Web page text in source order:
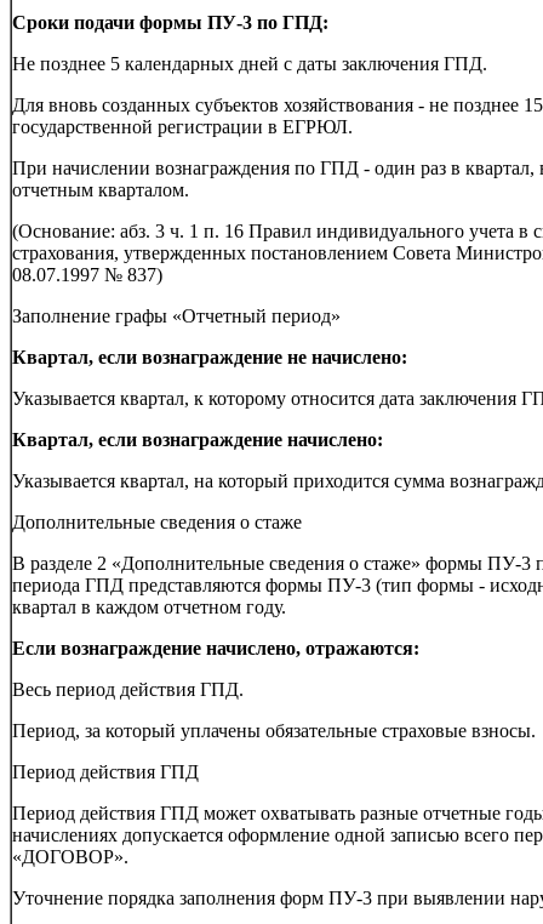
Сроки подачи формы ПУ-3 по ГПД:
Не позднее 5 календарных дней с даты заключения ГПД.
Для вновь созданных субъектов хозяйствования - не позднее
государственной регистрации в ЕГРЮЛ.
При начислении вознаграждения по ГПД - один раз в квартал,
отчетным кварталом.
(Основание: абз. 3 ч. 1 п. 16 Правил индивидуального учета в
страхования, утвержденных постановлением Совета
08.07.1997 № 837)
Заполнение графы «Отчетный период»
Квартал, если вознаграждение не начислено:
Указывается квартал, к которому относится дата заключения
Квартал, если вознаграждение начислено:
Указывается квартал, на который приходится сумма
Дополнительные сведения о стаже
В разделе 2 «Дополнительные сведения о стаже» формы ПУ-3
периода ГПД представляются формы ПУ-3 (тип формы -
квартал в каждом отчетном году.
Если вознаграждение начислено, отражаются:
Весь период действия ГПД.
Период, за который уплачены обязательные страховые взносы.
Период действия ГПД
Период действия ГПД может охватывать разные отчетные
начислениях допускается оформление одной записью всего
«ДОГОВОР».
Уточнение порядка заполнения форм ПУ-3 при выявлении